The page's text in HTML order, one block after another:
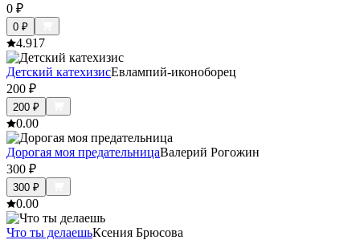
0 ₽
0 ₽
4.917
Детский катехизисЕвлампий-иконоборец
200 ₽
200 ₽
0.00
Дорогая моя предательницаВалерий Рогожин
300 ₽
300 ₽
0.00
Что ты делаешьКсения Брюсова